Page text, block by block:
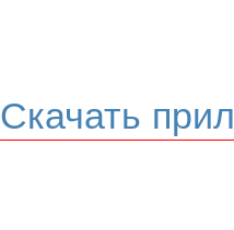
Скачать